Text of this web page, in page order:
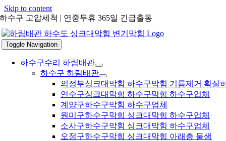
Skip to content
하수구 고압세척 | 연중무휴 365일 긴급출동
Toggle Navigation
하수구수리 하림배관
하수구 하림배관
의정부싱크대막힘 하수구막힘 기름제거 확실
연수구싱크대막힘 하수구막힘 하수구업체
계양구하수구막힘 하수구업체
원미구하수구막힘 싱크대막힘 하수구업체
소사구하수구막힘 싱크대막힘 하수구업체
오정구하수구막힘 싱크대막힘 아래층 물샘